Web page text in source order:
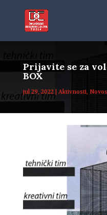
Prijavite se za
BOX
jul 29, 2022| Aktivnosti,